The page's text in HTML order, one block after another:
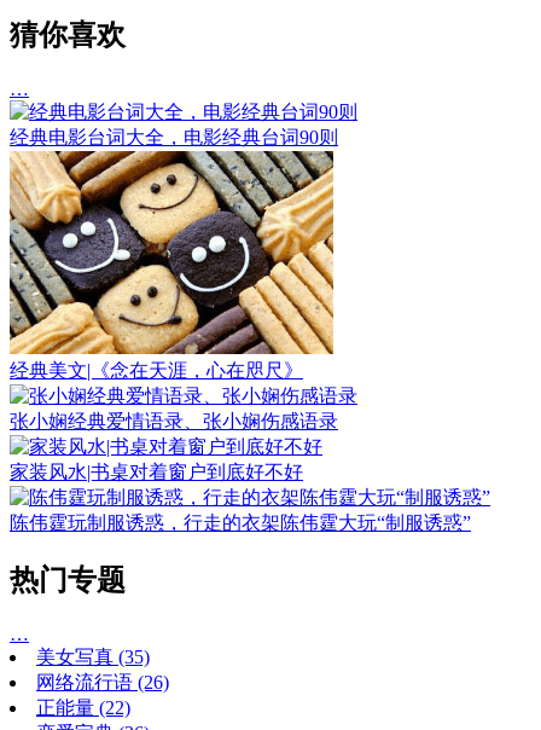
猜你喜欢
…
经典电影台词大全，电影经典台词90则
经典美文|《念在天涯，心在咫尺》
张小娴经典爱情语录、张小娴伤感语录
家装风水|书桌对着窗户到底好不好
陈伟霆玩制服诱惑，行走的衣架陈伟霆大玩“制服诱惑”
热门专题
…
美女写真 (35)
网络流行语 (26)
正能量 (22)